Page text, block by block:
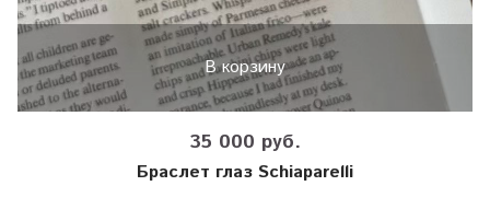
В корзину
35 000 руб.
Браслет глаз Schiaparelli